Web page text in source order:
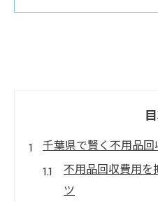
千葉県で賢く不用品
不用品回収費用
ツ